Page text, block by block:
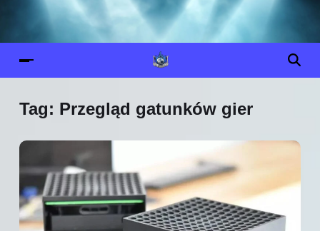
Tag: Przegląd gatunków gier